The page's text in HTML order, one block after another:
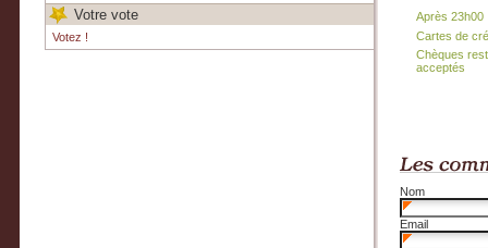
Votre vote
Votez !
Après 23h00
Cartes de
Chèques
acceptés
Nom
Email